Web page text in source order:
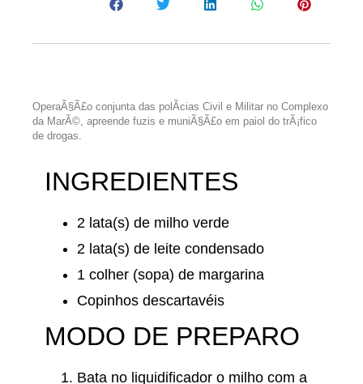
OperaÃ§Ã£o conjunta das polÃ­cias Civil e Militar no Complexo
da MarÃ©, apreende fuzis e muniÃ§Ã£o em paiol do trÃ¡fico
de drogas.
INGREDIENTES
2 lata(s) de milho verde
2 lata(s) de leite condensado
1 colher (sopa) de margarina
Copinhos descartavéis
MODO DE PREPARO
Bata no liquidificador o milho com a